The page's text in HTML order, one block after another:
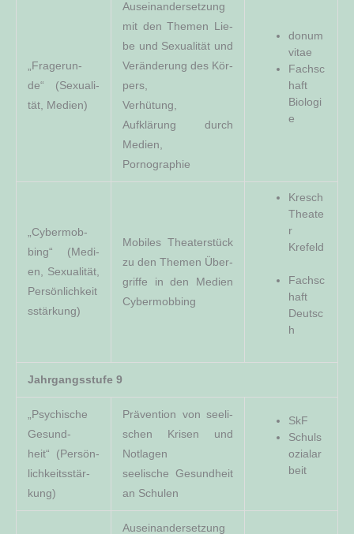
„Fra­ge­run­
de“ (Sexua­li­
tät, Medien)
Aus­ein­an­der­set­zung
mit den The­men Lie­
be und Sexua­li­tät und
Ver­än­de­rung des Kör­
pers,
Ver­hü­tung,
Auf­klä­rung durch
Medi­en,
Por­no­gra­phie
donum
vitae
Fach­sc
haft
Biologi
e
„Cyber­mob­
bing“ (Medi­
en, Sexua­li­tät,
Persönlichkeit
sstärkung)
Mobi­les Thea­ter­stück
zu den The­men Über­
grif­fe in den Medi­en
Cybermobbing
Kresch
Thea­te
r
Krefeld
Fach­sc
haft
Deutsc
h
Jahr­gangs­stu­fe 9
„Psy­chi­sche
Gesund­
heit“ (Per­sön­
lich­keits­stär­
kung)
Prä­ven­ti­on von see­li­
schen Kri­sen und
Not­la­gen
see­li­sche Gesund­heit
an Schulen
SkF
Schul­s
o­zi­al­ar
­beit
Aus­ein­an­der­set­zung